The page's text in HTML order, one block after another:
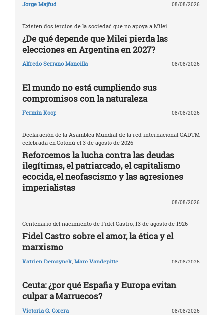
Jorge Majfud 08/08/2026
Existen dos tercios de la sociedad que no apoya a Milei
¿De qué depende que Milei pierda las
elecciones en Argentina en 2027?
Alfredo Serrano Mancilla 08/08/2026
El mundo no está cumpliendo sus
compromisos con la naturaleza
Fermín Koop 08/08/2026
Declaración de la Asamblea Mundial de la red internacional CADTM
celebrada en Cotonú el 3 de agosto de 2026
Reforcemos la lucha contra las deudas
ilegítimas, el patriarcado, el capitalismo
ecocida, el neofascismo y las agresiones
imperialistas
08/08/2026
Centenario del nacimiento de Fidel Castro, 13 de agosto de 1926
Fidel Castro sobre el amor, la ética y el
marxismo
Katrien Demuynck, Marc Vandepitte 08/08/2026
Ceuta: ¿por qué España y Europa evitan
culpar a Marruecos?
Victoria G. Corera 08/08/2026